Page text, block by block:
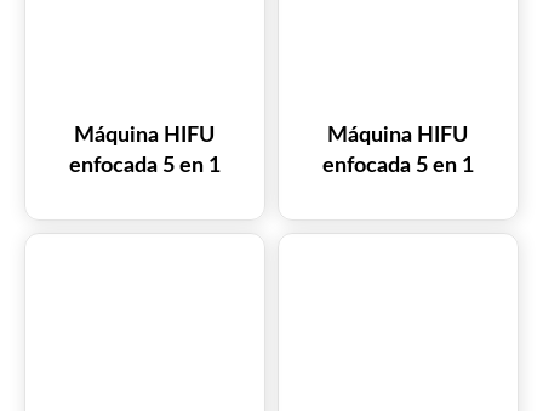
Máquina HIFU
enfocada 5 en 1
Máquina HIFU
enfocada 5 en 1